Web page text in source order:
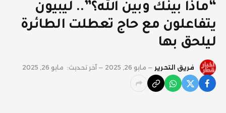
“ماذا بينك وبين الله؟”.. ليبيون
يتفاعلون مع حاج تعطلت الطائرة
ليلحق بها
فريق التحرير مايو 26, 2025 آخر تحديث: مايو 26, 2025